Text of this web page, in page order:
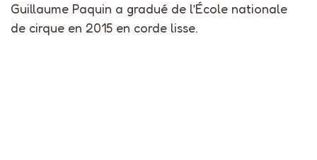
Guillaume Paquin a gradué de l’École nationale
de cirque en 2015 en corde lisse.